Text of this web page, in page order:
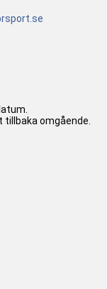
omgående.